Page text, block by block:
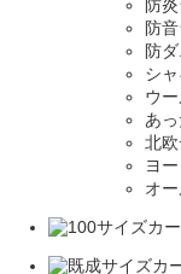
防
防
防
シ
ウ
あ
北
ヨ
オ